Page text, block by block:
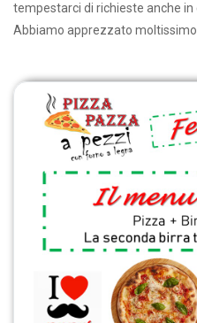
tempestarci di richieste anche
Abbiamo apprezzato moltissimo